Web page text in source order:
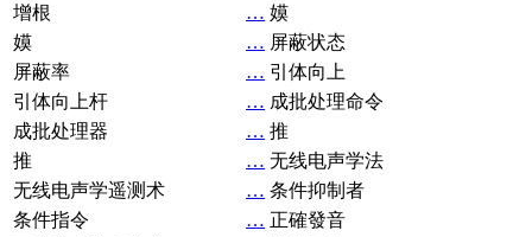
增根
… 嫫
嫫
… 屏蔽状态
屏蔽率
… 引体向上
引体向上杆
… 成批处理命令
成批处理器
… 推
推
… 无线电声学法
无线电声学遥测术
… 条件抑制者
条件指令
… 正確發音